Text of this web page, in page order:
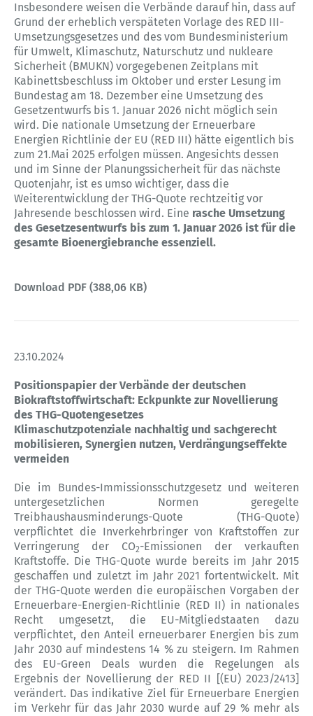
Insbesondere weisen die Verbände darauf hin, dass auf
Grund der erheblich verspäteten Vorlage des RED III-
Umsetzungsgesetzes und des vom Bundesministerium
für Umwelt, Klimaschutz, Naturschutz und nukleare
Sicherheit (BMUKN) vorgegebenen Zeitplans mit
Kabinettsbeschluss im Oktober und erster Lesung im
Bundestag am 18. Dezember eine Umsetzung des
Gesetzentwurfs bis 1. Januar 2026 nicht möglich sein
wird. Die nationale Umsetzung der Erneuerbare
Energien Richtlinie der EU (RED III) hätte eigentlich bis
zum 21.Mai 2025 erfolgen müssen. Angesichts dessen
und im Sinne der Planungssicherheit für das nächste
Quotenjahr, ist es umso wichtiger, dass die
Weiterentwicklung der THG-Quote rechtzeitig vor
Jahresende beschlossen wird. Eine rasche Umsetzung
des Gesetzesentwurfs bis zum 1. Januar 2026 ist für die
gesamte Bioenergiebranche essenziell.
Download PDF (388,06 KB)
23.10.2024
Positionspapier der Verbände der deutschen
Biokraftstoffwirtschaft: Eckpunkte zur Novellierung
des THG-Quotengesetzes
Klimaschutzpotenziale nachhaltig und sachgerecht
mobilisieren, Synergien nutzen, Verdrängungseffekte
vermeiden
Die im Bundes-Immissionsschutzgesetz und weiteren
untergesetzlichen Normen geregelte
Treibhaushausminderungs-Quote (THG-Quote)
verpflichtet die Inverkehrbringer von Kraftstoffen zur
Verringerung der CO2-Emissionen der verkauften
Kraftstoffe. Die THG-Quote wurde bereits im Jahr 2015
geschaffen und zuletzt im Jahr 2021 fortentwickelt. Mit
der THG-Quote werden die europäischen Vorgaben der
Erneuerbare-Energien-Richtlinie (RED II) in nationales
Recht umgesetzt, die EU-Mitgliedstaaten dazu
verpflichtet, den Anteil erneuerbarer Energien bis zum
Jahr 2030 auf mindestens 14 % zu steigern. Im Rahmen
des EU-Green Deals wurden die Regelungen als
Ergebnis der Novellierung der RED II [(EU) 2023/2413]
verändert. Das indikative Ziel für Erneuerbare Energien
im Verkehr für das Jahr 2030 wurde auf 29 % mehr als